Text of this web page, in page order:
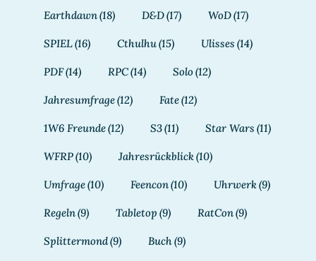
Earthdawn(18) D&D(17) WoD(17)
SPIEL(16) Cthulhu(15) Ulisses (14)
PDF(14) RPC(14) Solo(12)
Jahresumfrage(12) Fate(12)
1W6 Freunde(12) S3(11) Star Wars (11)
WFRP(10) Jahresrückblick(10)
Umfrage(10) Feencon(10) Uhrwerk(9)
Regeln(9) Tabletop (9) RatCon(9)
Splittermond(9) Buch(9)